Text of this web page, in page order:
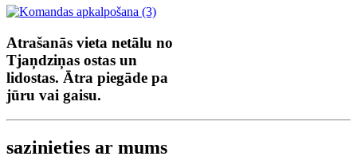
Atrašanās vieta netālu no
Tjaņdziņas ostas un
lidostas. Ātra piegāde pa
jūru vai gaisu.
sazinieties ar mums